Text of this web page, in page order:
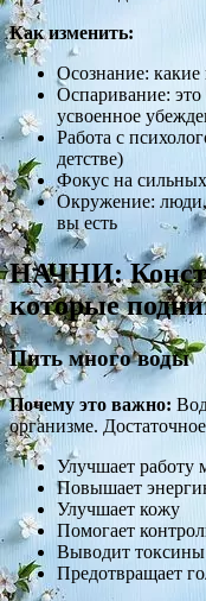
Как изменить:
Осознание:
Оспаривание: это
усвоенное
Работа с
детстве)
Фокус на
Окружение: люди,
вы есть
НАЧНИ:
которые
Пить много воды
Почему это важно:
организме.
Улучшает работу
Повышает
Улучшает кожу
Помогает
Выводит токсины
Предотвращает